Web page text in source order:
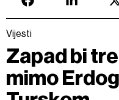
Vijesti
Zapad bi
mimo